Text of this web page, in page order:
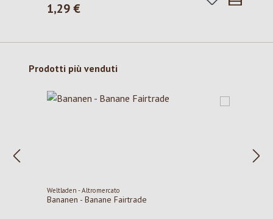
Prezzo normale:
1,29 €
Salta la galleria dei prodotti
Prodotti più venduti
Weltladen - Altromercato
Bananen - Banane Fairtrade